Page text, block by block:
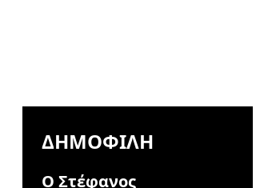
ΔΗΜΟΦΙΛΉ
Ο Στέφανος